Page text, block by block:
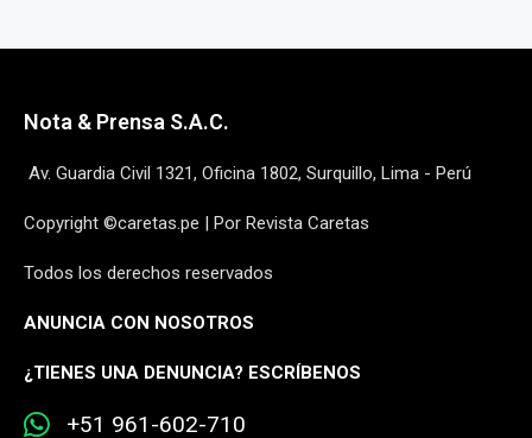
Nota & Prensa S.A.C.
Av. Guardia Civil 1321, Oficina 1802, Surquillo, Lima - Perú
Copyright ©caretas.pe | Por Revista Caretas
Todos los derechos reservados
ANUNCIA CON NOSOTROS
¿TIENES UNA DENUNCIA? ESCRÍBENOS
+51 961-602-710